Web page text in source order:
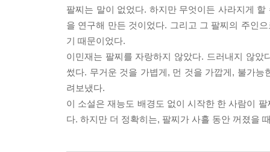
팔찌는 말이 없었다. 하지만 무엇이든 사라지게
을 연구해 만든 것이었다. 그리고 그 팔찌의 주인
기 때문이었다.
이민재는 팔찌를 자랑하지 않았다. 드러내지 않
썼다. 무거운 것을 가볍게, 먼 것을 가깝게, 불가
려보냈다.
이 소설은 재능도 배경도 없이 시작한 한 사람이
다. 하지만 더 정확히는, 팔찌가 사흘 동안 꺼졌을